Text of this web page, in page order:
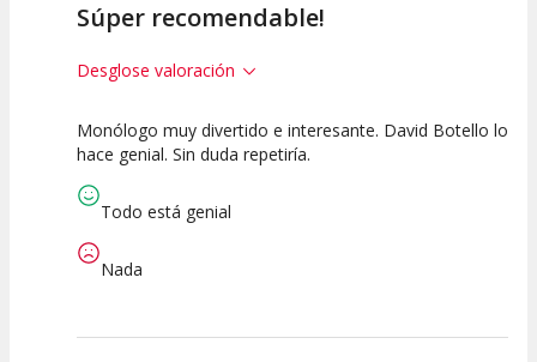
Súper recomendable!
Desglose valoración
10
Espectáculo
10
Escena
10
Monólogo muy divertido e interesante. David Botello lo
hace genial. Sin duda repetiría.
Todo está genial
Nada